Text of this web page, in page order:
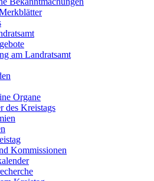
am Landratsamt
Organe
des Kreistags
Kommissionen